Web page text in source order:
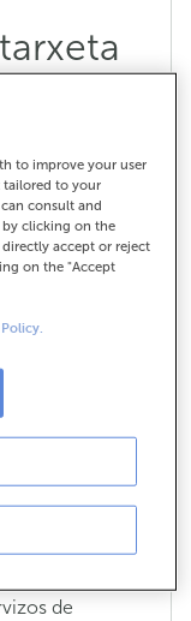
SMS
a
as
SMS
non
de
to improve your user
tailored to your
consult and
clicking on the
accept or reject
on the "Accept